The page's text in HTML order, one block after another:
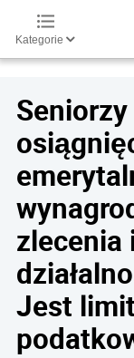
Kategorie
zlecenia
Jest